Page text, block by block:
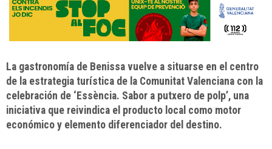
La gastronomía de Benissa vuelve a situarse en el centro
de la estrategia turística de la Comunitat Valenciana con la
celebración de ‘Essència. Sabor a putxero de polp’, una
iniciativa que reivindica el producto local como motor
económico y elemento diferenciador del destino.